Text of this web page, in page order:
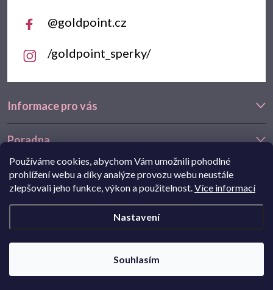
Používáme cookies, abychom Vám umožnili pohodlné
prohlížení webu a díky analýze provozu webu neustále
zlepšovali jeho funkce, výkon a použitelnost.Více informací
Nastavení
Souhlasím
Informace pro vás
Poradna
Často hledáte
@goldpoint.cz
/goldpoint_sperky/
Pohání Shoptet
Navštivte také náš e-shop Goldstore.cz:zlaté náušnice,dětské
náušnice z bílého zlata